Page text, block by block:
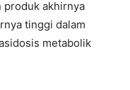
produk akhirnya
tinggi dalam
metabolik